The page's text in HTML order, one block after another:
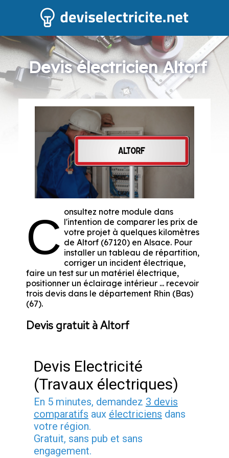
Devis électricien Altorf
C onsultez notre module dans
l'intention de comparer les prix de
votre projet à quelques kilomètres
de Altorf (67120) en Alsace. Pour
installer un tableau de répartition,
corriger un incident électrique,
faire un test sur un matériel électrique,
positionner un éclairage intérieur ... recevoir
trois devis dans le département Rhin (Bas)
(67).
Devis gratuit à Altorf
Devis Electricité
(Travaux électriques)
En 5 minutes, demandez 3 devis
comparatifs aux électriciens dans
votre région.
Gratuit, sans pub et sans
engagement.